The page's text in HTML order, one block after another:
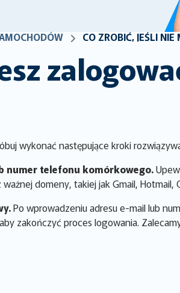
CO ZROBIĆ, JEŚLI
wykonać następujące kroki
numer telefonu komórkowego.
domeny, takiej jak Gmail, Hotmail,
Po wprowadzeniu adresu e-mail lub
zakończyć proces logowania.